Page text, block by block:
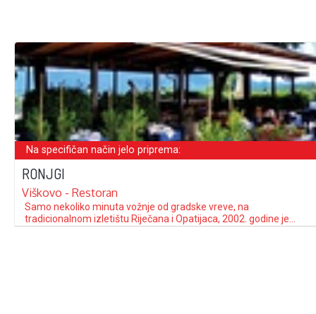
Na specifičan način jelo priprema:
RONJGI
Viškovo - Restoran
Samo nekoliko minuta vožnje od gradske vreve, na
tradicionalnom izletištu Riječana i Opatijaca, 2002. godine je